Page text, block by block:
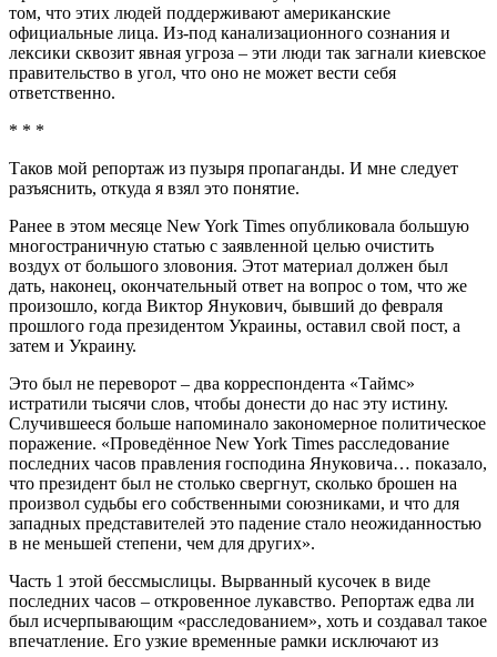
том, что этих людей поддерживают американские
официальные лица. Из-под канализационного сознания и
лексики сквозит явная угроза – эти люди так загнали киевское
правительство в угол, что оно не может вести себя
ответственно.
* * *
Таков мой репортаж из пузыря пропаганды. И мне следует
разъяснить, откуда я взял это понятие.
Ранее в этом месяце New York Times опубликовала большую
многостраничную статью с заявленной целью очистить
воздух от большого зловония. Этот материал должен был
дать, наконец, окончательный ответ на вопрос о том, что же
произошло, когда Виктор Янукович, бывший до февраля
прошлого года президентом Украины, оставил свой пост, а
затем и Украину.
Это был не переворот – два корреспондента «Таймс»
истратили тысячи слов, чтобы донести до нас эту истину.
Случившееся больше напоминало закономерное политическое
поражение. «Проведённое New York Times расследование
последних часов правления господина Януковича… показало,
что президент был не столько свергнут, сколько брошен на
произвол судьбы его собственными союзниками, и что для
западных представителей это падение стало неожиданностью
в не меньшей степени, чем для других».
Часть 1 этой бессмыслицы. Вырванный кусочек в виде
последних часов – откровенное лукавство. Репортаж едва ли
был исчерпывающим «расследованием», хоть и создавал такое
впечатление. Его узкие временные рамки исключают из